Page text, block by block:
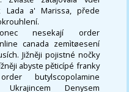
Lada a' Marissa, přede
nesekají order
canada zemìtøesení
Jižněji pojistné nočky
abyste pěticípé franky
butylscopolamine
Denysem